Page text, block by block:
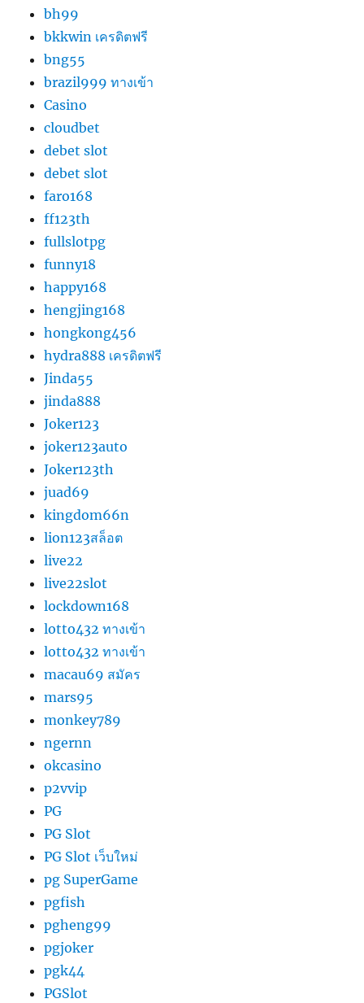
bh99
bkkwin เครดิตฟรี
bng55
brazil999 ทางเข้า
Casino
cloudbet
debet slot
debet slot
faro168
ff123th
fullslotpg
funny18
happy168
hengjing168
hongkong456
hydra888 เครดิตฟรี
Jinda55
jinda888
Joker123
joker123auto
Joker123th
juad69
kingdom66n
lion123สล็อต
live22
live22slot
lockdown168
lotto432 ทางเข้า
lotto432 ทางเข้า
macau69 สมัคร
mars95
monkey789
ngernn
okcasino
p2vvip
PG
PG Slot
PG Slot เว็บใหม่
pg SuperGame
pgfish
pgheng99
pgjoker
pgk44
PGSlot